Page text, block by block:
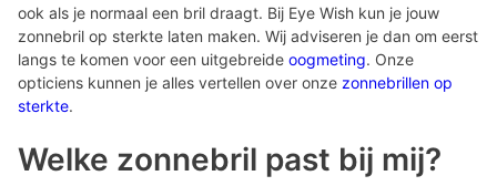
ook als je normaal een bril draagt. Bij Eye Wish kun je jouw
zonnebril op sterkte laten maken. Wij adviseren je dan om eerst
langs te komen voor een uitgebreide oogmeting. Onze
opticiens kunnen je alles vertellen over onze zonnebrillen op
sterkte.
Welke zonnebril past bij mij?